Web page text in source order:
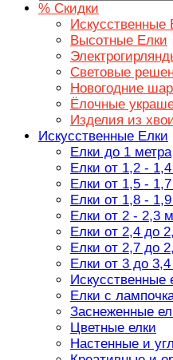
% Скидки
Искусственные
Высотные Елки
Световые
Новогодние
Ёлочные
Изделия из
Искусственные Елки
Елки до 1 метра
Елки от 1,2 -
Елки от 1,5 -
Елки от 1,8 -
Елки от 2 - 2,3
Елки от 2,4 до
Елки от 2,7 до
Елки от 3 до
Искусственные
Елки с
Заснеженные
Цветные елки
Настенные и